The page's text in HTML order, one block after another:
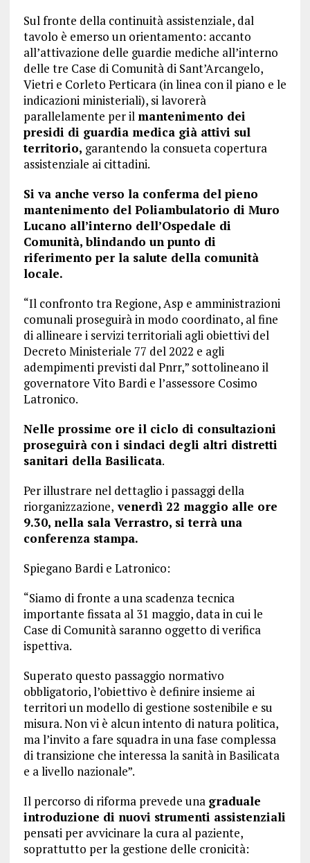
Sul fronte della continuità assistenziale, dal
tavolo è emerso un orientamento: accanto
all’attivazione delle guardie mediche all’interno
delle tre Case di Comunità di Sant’Arcangelo,
Vietri e Corleto Perticara (in linea con il piano e le
indicazioni ministeriali), si lavorerà
parallelamente per il mantenimento dei
presidi di guardia medica già attivi sul
territorio, garantendo la consueta copertura
assistenziale ai cittadini.
Si va anche verso la conferma del pieno
mantenimento del Poliambulatorio di Muro
Lucano all’interno dell’Ospedale di
Comunità, blindando un punto di
riferimento per la salute della comunità
locale.
“Il confronto tra Regione, Asp e amministrazioni
comunali proseguirà in modo coordinato, al fine
di allineare i servizi territoriali agli obiettivi del
Decreto Ministeriale 77 del 2022 e agli
adempimenti previsti dal Pnrr,” sottolineano il
governatore Vito Bardi e l’assessore Cosimo
Latronico.
Nelle prossime ore il ciclo di consultazioni
proseguirà con i sindaci degli altri distretti
sanitari della Basilicata.
Per illustrare nel dettaglio i passaggi della
riorganizzazione, venerdì 22 maggio alle ore
9.30, nella sala Verrastro, si terrà una
conferenza stampa.
Spiegano Bardi e Latronico:
“Siamo di fronte a una scadenza tecnica
importante fissata al 31 maggio, data in cui le
Case di Comunità saranno oggetto di verifica
ispettiva.
Superato questo passaggio normativo
obbligatorio, l’obiettivo è definire insieme ai
territori un modello di gestione sostenibile e su
misura. Non vi è alcun intento di natura politica,
ma l’invito a fare squadra in una fase complessa
di transizione che interessa la sanità in Basilicata
e a livello nazionale”.
Il percorso di riforma prevede una graduale
introduzione di nuovi strumenti assistenziali
pensati per avvicinare la cura al paziente,
soprattutto per la gestione delle cronicità: